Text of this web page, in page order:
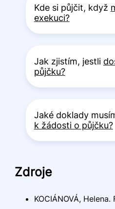
Kde si půjčit, když
exekuci?
Jak zjistím, jestli
půjčku?
Jaké doklady
k žádosti o půjčku?
Zdroje
KOCIÁNOVÁ,